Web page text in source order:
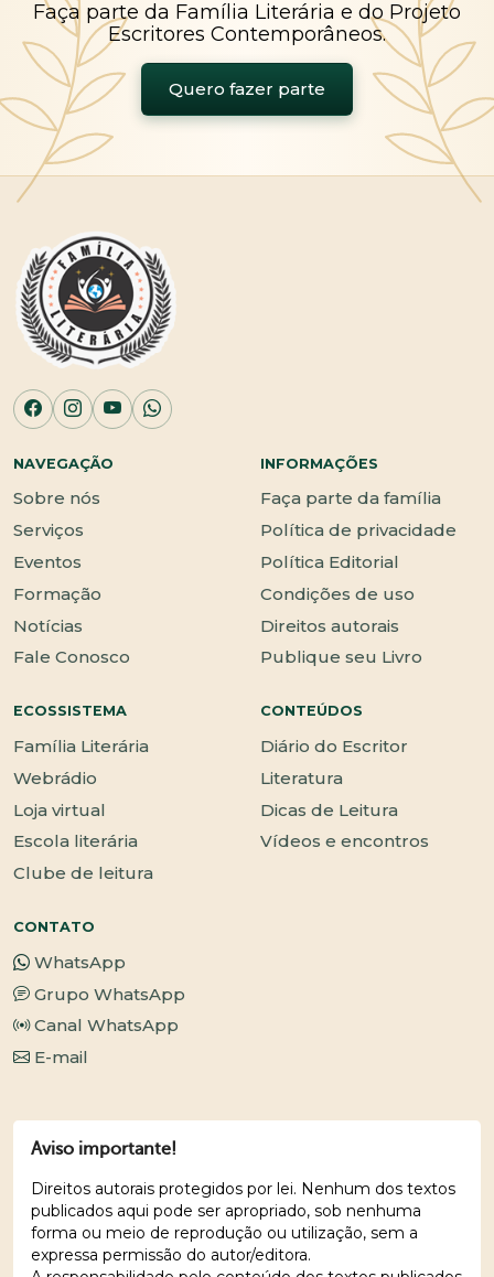
Faça parte da Família Literária e do Projeto
Escritores Contemporâneos.
Quero fazer parte
NAVEGAÇÃO
Sobre nós
Serviços
Eventos
Formação
Notícias
Fale Conosco
INFORMAÇÕES
Faça parte da família
Política de privacidade
Política Editorial
Condições de uso
Direitos autorais
Publique seu Livro
ECOSSISTEMA
Família Literária
Webrádio
Loja virtual
Escola literária
Clube de leitura
CONTEÚDOS
Diário do Escritor
Literatura
Dicas de Leitura
Vídeos e encontros
CONTATO
WhatsApp
Grupo WhatsApp
Canal WhatsApp
E-mail
Aviso importante!
Direitos autorais protegidos por lei. Nenhum dos textos
publicados aqui pode ser apropriado, sob nenhuma
forma ou meio de reprodução ou utilização, sem a
expressa permissão do autor/editora.